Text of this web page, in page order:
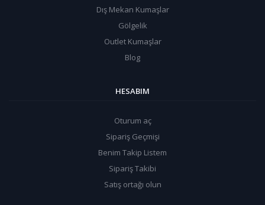
Dış Mekan Kumaşlar
Gölgelik
Outlet Kumaşlar
Blog
HESABIM
Oturum aç
Sipariş Geçmişi
Benim Takip Listem
Sipariş Takibi
Satış ortağı olun